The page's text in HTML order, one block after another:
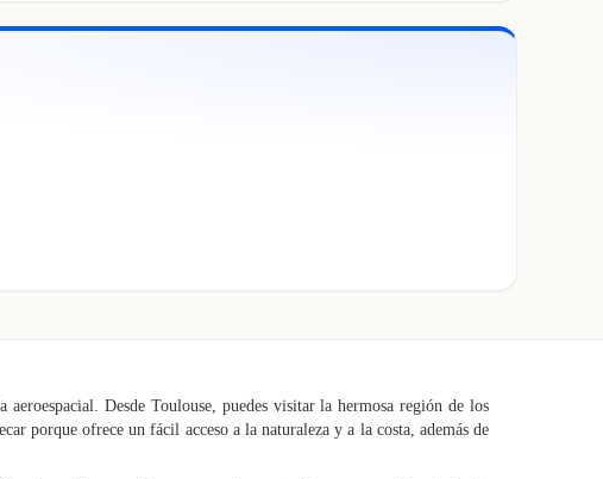
Desde Toulouse, puedes visitar la hermosa región de los
porque ofrece un fácil acceso a la naturaleza y a la costa, además de